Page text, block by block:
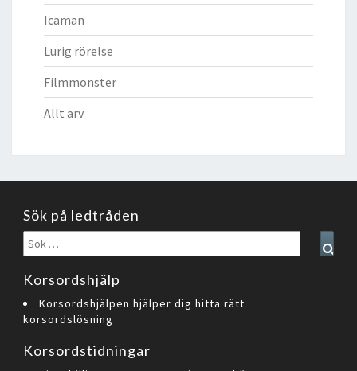
Icaman
Lurig rörelse
Filmmonster
Allt arv
Sök på ledtråden
Sök
efter:
Korsordshjälp
Korsordshjälpen hjälper dig hitta rätt
korsordslösning
Korsordstidningar